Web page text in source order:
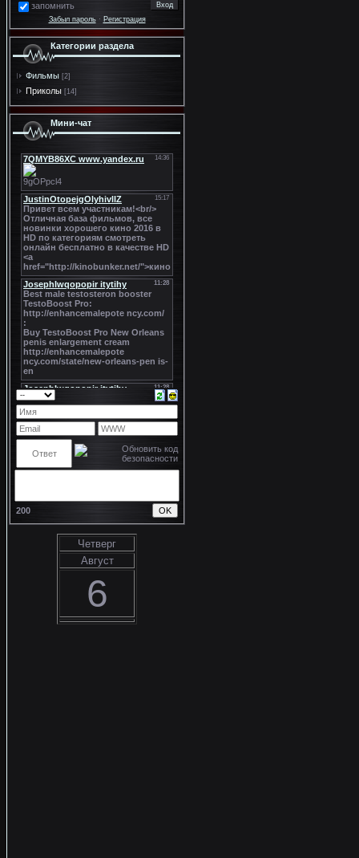
запомнить
Забыл пароль· Регистрация
Категории раздела
Фильмы [2]
Приколы [14]
Мини-чат
200
Четверг
Август
6